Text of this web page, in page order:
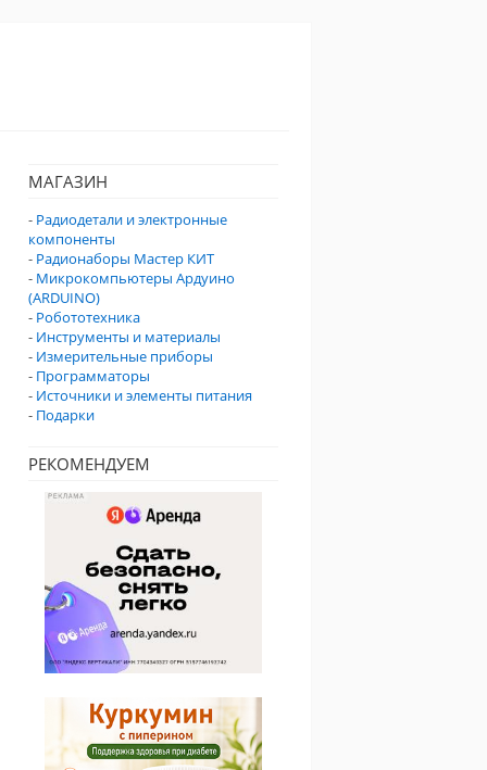
МАГАЗИН
- Радиодетали и электронные
компоненты
- Радионаборы Мастер КИТ
- Микрокомпьютеры Ардуино
(ARDUINO)
- Робототехника
- Инструменты и материалы
- Измерительные приборы
- Программаторы
- Источники и элементы питания
- Подарки
РЕКОМЕНДУЕМ